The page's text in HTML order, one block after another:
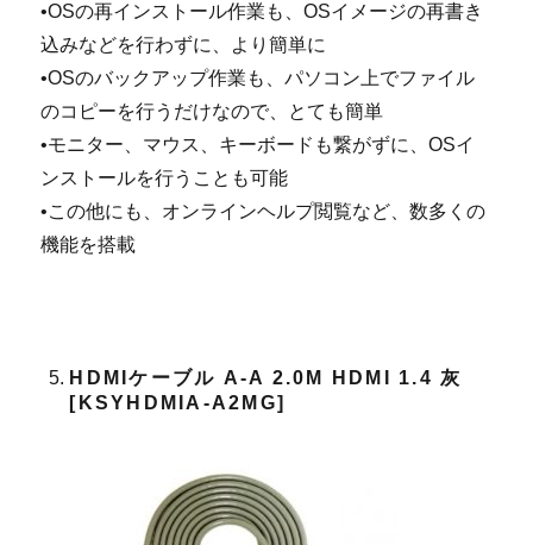
•OSの再インストール作業も、OSイメージの再書き
込みなどを行わずに、より簡単に
•OSのバックアップ作業も、パソコン上でファイル
のコピーを行うだけなので、とても簡単
•モニター、マウス、キーボードも繋がずに、OSイ
ンストールを行うことも可能
•この他にも、オンラインヘルプ閲覧など、数多くの
機能を搭載
HDMIケーブル A-A 2.0M HDMI 1.4 灰
[KSYHDMIA-A2MG]